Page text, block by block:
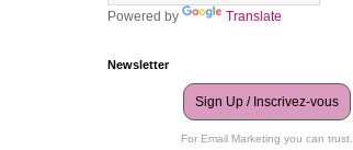
Powered by Translate
Newsletter
Sign Up / Inscrivez-vous
For Email Marketing you can trust.